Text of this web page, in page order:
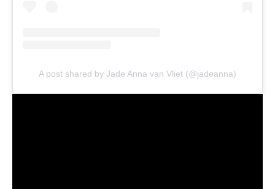
A post shared by Jade Anna van Vliet (@jadeanna)